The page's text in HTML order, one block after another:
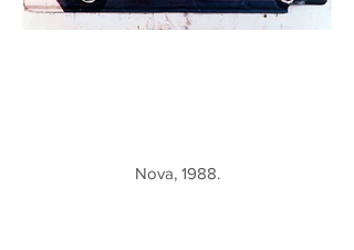
Nova, 1988.